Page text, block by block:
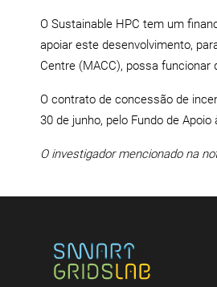
O Sustainable HPC tem um
apoiar este desenvolvimento,
Centre (MACC), possa
O contrato de concessão de
30 de junho, pelo Fundo de
O investigador mencionado na